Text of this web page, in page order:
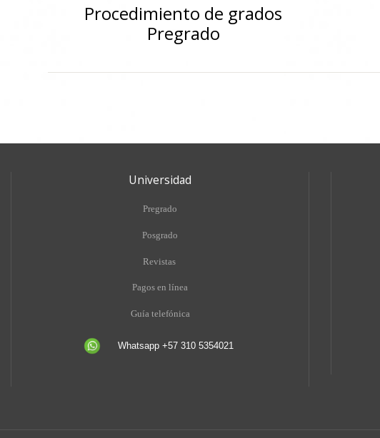
Procedimiento de grados
Pregrado
Universidad
Pregrado
Posgrado
Revistas
Pagos en línea
Guía telefónica
Whatsapp +57 310 5354021